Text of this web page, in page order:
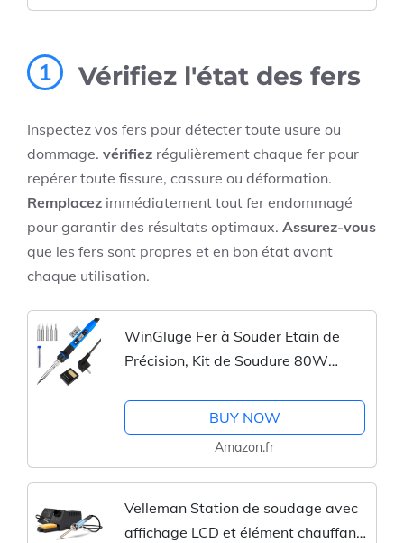
1 Vérifiez l'état des fers
Inspectez vos fers pour détecter toute usure ou
dommage. vérifiez régulièrement chaque fer pour
repérer toute fissure, cassure ou déformation.
Remplacez immédiatement tout fer endommagé
pour garantir des résultats optimaux. Assurez-vous
que les fers sont propres et en bon état avant
chaque utilisation.
WinGluge Fer à Souder Etain de
Précision, Kit de Soudure 80W
Visible, 5 Pointes de Rechange et
Support Pour Fer à Souder pour...
BUY NOW
Amazon.fr
Velleman Station de soudage avec
affichage LCD et élément chauffant